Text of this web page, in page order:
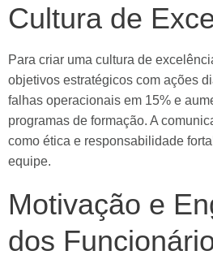
Cultura de
Para criar uma cultura de
objetivos estratégicos com ações
falhas operacionais em 15% e
programas de formação. A
como ética e responsabilidade
equipe.
Motivação e
dos